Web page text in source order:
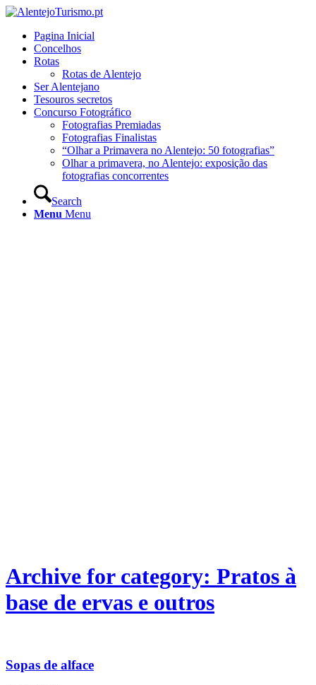
Pagina Inicial
Concelhos
Rotas
Rotas de Alentejo
Ser Alentejano
Tesouros secretos
Concurso Fotográfico
Fotografias Premiadas
Fotografias Finalistas
“Olhar a Primavera no Alentejo: 50 fotografias”
Olhar a primavera, no Alentejo: exposição das
fotografias concorrentes
Search
Menu Menu
Archive for category: Pratos à
base de ervas e outros
Sopas de alface